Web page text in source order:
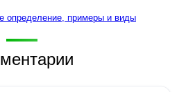
определение, примеры и виды